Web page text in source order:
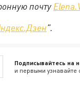
почту
".
Подписывайтесь на
и первыми узнавайте